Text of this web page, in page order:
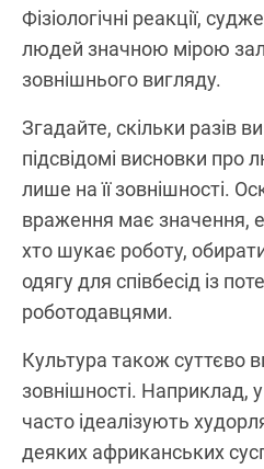
Фізіологічні реакції,
людей значною мірою
зовнішнього вигляду.
Згадайте, скільки разів
підсвідомі висновки про
лише на її зовнішності.
враження має значення,
хто шукає роботу,
одягу для співбесід із
роботодавцями.
Культура також суттєво
зовнішності. Наприклад, у
часто ідеалізують
деяких африканських